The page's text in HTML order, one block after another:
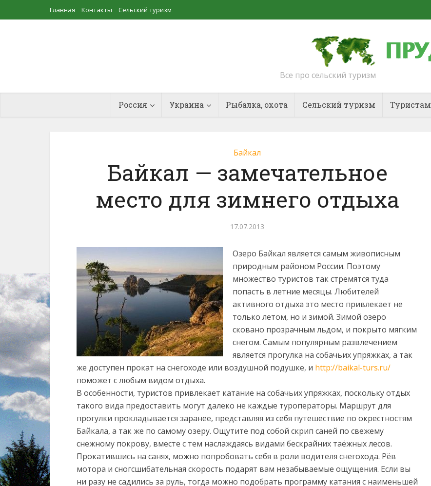
Главная Контакты Сельский туризм
Все про сельский туризм
Россия Украина Рыбалка, охота Сельский туризм Туристам
Байкал
Байкал — замечательное
место для зимнего отдыха
17.07.2013
Озеро Байкал является самым живописным
природным районом России. Поэтому
множество туристов так стремятся туда
попасть в летние месяцы. Любителей
активного отдыха это место привлекает не
только летом, но и зимой. Зимой озеро
сковано прозрачным льдом, и покрыто мягким
снегом. Самым популярным развлечением
является прогулка на собачьих упряжках, а так
же доступен прокат на снегоходе или воздушной подушке, и http://baikal-turs.ru/
поможет с любым видом отдыха.
В особенности, туристов привлекает катание на собачьих упряжках, поскольку отдых
такого вида предоставить могут далеко не каждые туроператоры. Маршрут для
прогулки прокладывается заранее, представляя из себя путешествие по окрестностям
Байкала, а так же по самому озеру. Ощутите под собой скрип саней по свежему
снежному покрову, вместе с тем наслаждаясь видами бескрайних таёжных лесов.
Прокатившись на санях, можно попробовать себя в роли водителя снегохода. Рёв
мотора и сногсшибательная скорость подарят вам незабываемые ощущения. Если вы
ни разу не садились за руль, тогда можно подобрать программу катания с наименьшей